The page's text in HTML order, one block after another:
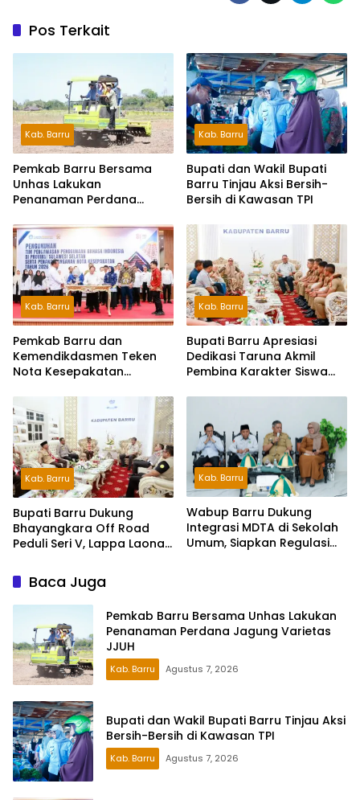
Pos Terkait
Kab. Barru
Pemkab Barru Bersama
Unhas Lakukan
Penanaman Perdana
Kab. Barru
Bupati dan Wakil Bupati
Barru Tinjau Aksi Bersih-
Bersih di Kawasan TPI
Kab. Barru
Pemkab Barru dan
Kemendikdasmen Teken
Nota Kesepakatan
Indonesia dan Bahasa
Daerah
Kab. Barru
Bupati Barru Apresiasi
Dedikasi Taruna Akmil
Pembina Karakter Siswa
Kab. Barru
Bupati Barru Dukung
Bhayangkara Off Road
Peduli Seri V, Lappa Laona
Peserta
Kab. Barru
Wabup Barru Dukung
Integrasi MDTA di Sekolah
Umum, Siapkan Regulasi
Baca Juga
Pemkab Barru Bersama Unhas Lakukan
Penanaman Perdana Jagung Varietas
JJUH
Kab. Barru Agustus 7, 2026
Bupati dan Wakil Bupati Barru Tinjau Aksi
Bersih-Bersih di Kawasan TPI
Kab. Barru Agustus 7, 2026